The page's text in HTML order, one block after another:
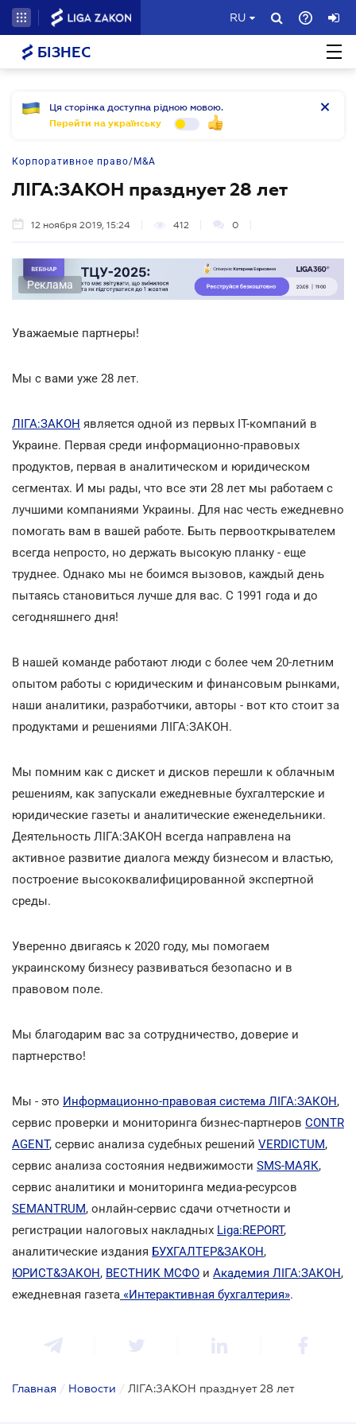
RU
БІЗНЕС
Ця сторінка доступна рідною мовою.
Перейти на українську
Корпоративное право/M&A
ЛІГА:ЗАКОН празднует 28 лет
12 ноября 2019, 15:24 412 0
Реклама
Уважаемые партнеры!
Мы с вами уже 28 лет.
ЛІГА:ЗАКОН является одной из первых IT-компаний в
Украине. Первая среди информационно-правовых
продуктов, первая в аналитическом и юридическом
сегментах. И мы рады, что все эти 28 лет мы работаем с
лучшими компаниями Украины. Для нас честь ежедневно
помогать вам в вашей работе. Быть первооткрывателем
всегда непросто, но держать высокую планку - еще
труднее. Однако мы не боимся вызовов, каждый день
пытаясь становиться лучше для вас. С 1991 года и до
сегодняшнего дня!
В нашей команде работают люди с более чем 20-летним
опытом работы с юридическим и финансовым рынками,
наши аналитики, разработчики, авторы - вот кто стоит за
продуктами и решениями ЛІГА:ЗАКОН.
Мы помним как с дискет и дисков перешли к облачным
решениям, как запускали ежедневные бухгалтерские и
юридические газеты и аналитические еженедельники.
Деятельность ЛІГА:ЗАКОН всегда направлена на
активное развитие диалога между бизнесом и властью,
построение высококвалифицированной экспертной
среды.
Уверенно двигаясь к 2020 году, мы помогаем
украинскому бизнесу развиваться безопасно и в
правовом поле.
Мы благодарим вас за сотрудничество, доверие и
партнерство!
Мы - это Информационно-правовая система ЛІГА:ЗАКОН,
сервис проверки и мониторинга бизнес-партнеров CONTR
AGENT, сервис анализа судебных решений VERDICTUM,
сервис анализа состояния недвижимости SMS-МАЯК,
сервис аналитики и мониторинга медиа-ресурсов
SEMANTRUM, онлайн-сервис сдачи отчетности и
регистрации налоговых накладных Liga:REPORT,
аналитические издания БУХГАЛТЕР&ЗАКОН,
ЮРИСТ&ЗАКОН, ВЕСТНИК МСФО и Академия ЛІГА:ЗАКОН,
ежедневная газета «Интерактивная бухгалтерия».
Главная / Новости / ЛІГА:ЗАКОН празднует 28 лет